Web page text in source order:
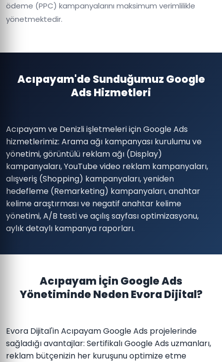
ödeme (PPC) kampanyalarını maksimum verimlilikle
yönetmektedir.
Acıpayam'de Sunduğumuz Google
Ads Hizmetleri
Acıpayam ve Denizli işletmeleri için Google Ads
hizmetlerimiz: Arama ağı kampanyası kurulumu ve
yönetimi, görüntülü reklam ağı (Display)
kampanyaları, YouTube video reklam kampanyaları,
alışveriş (Shopping) kampanyaları, yeniden
hedefleme (Remarketing) kampanyaları, anahtar
kelime araştırması ve negatif anahtar kelime
yönetimi, A/B testi ve açılış sayfası optimizasyonu,
aylık detaylı kampanya raporları.
Acıpayam İçin Google Ads
Yönetiminde Neden Evora Dijital?
Evora Dijital'in Acıpayam Google Ads projelerinde
sağladığı avantajlar: Sertifikalı Google Ads uzmanları,
reklam bütçenizin her kuruşunu optimize etme